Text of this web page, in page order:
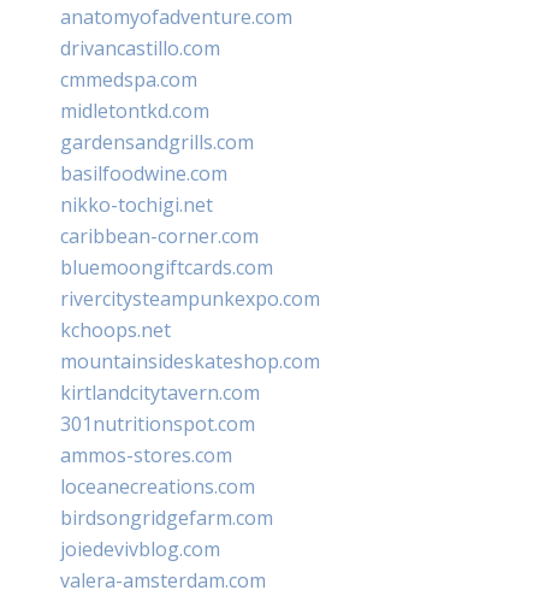
anatomyofadventure.com
drivancastillo.com
cmmedspa.com
midletontkd.com
gardensandgrills.com
basilfoodwine.com
nikko-tochigi.net
caribbean-corner.com
bluemoongiftcards.com
rivercitysteampunkexpo.com
kchoops.net
mountainsideskateshop.com
kirtlandcitytavern.com
301nutritionspot.com
ammos-stores.com
loceanecreations.com
birdsongridgefarm.com
joiedevivblog.com
valera-amsterdam.com